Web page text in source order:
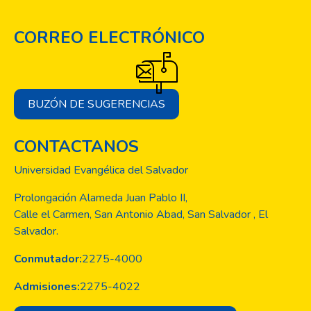
La Escuela de Posgrados presenta esta
nueva edición del anuario de investigación,
esperamos
que este logro sea de inspiración para que
más profesionales se apropien de
la investigación científica dentro de sus
de
internacional.
CORREO ELECTRÓNICO
BUZÓN DE SUGERENCIAS
CONTACTANOS
Universidad Evangélica del Salvador
Prolongación Alameda Juan Pablo II,
Calle el Carmen, San Antonio Abad, San Salvador , El
Salvador.
Conmutador:2275-4000
Admisiones:2275-4022